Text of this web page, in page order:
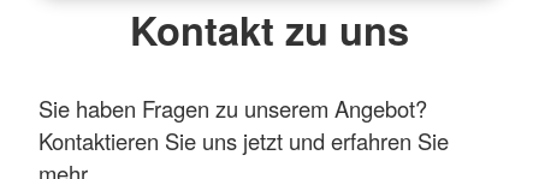
Kontakt zu uns
Sie haben Fragen zu unserem Angebot?
Kontaktieren Sie uns jetzt und erfahren Sie